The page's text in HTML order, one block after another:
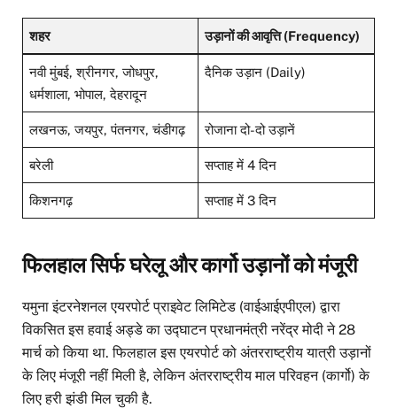
शहर उड़ानों की आवृत्ति (Frequency)
नवी मुंबई, श्रीनगर, जोधपुर,
धर्मशाला, भोपाल, देहरादून
दैनिक उड़ान (Daily)
लखनऊ, जयपुर, पंतनगर, चंडीगढ़ रोजाना दो-दो उड़ानें
बरेली सप्ताह में 4 दिन
किशनगढ़ सप्ताह में 3 दिन
फिलहाल सिर्फ घरेलू और कार्गो उड़ानों को मंजूरी
यमुना इंटरनेशनल एयरपोर्ट प्राइवेट लिमिटेड (वाईआईएपीएल) द्वारा
विकसित इस हवाई अड्डे का उद्घाटन प्रधानमंत्री नरेंद्र मोदी ने 28
मार्च को किया था. फिलहाल इस एयरपोर्ट को अंतरराष्ट्रीय यात्री उड़ानों
के लिए मंजूरी नहीं मिली है, लेकिन अंतरराष्ट्रीय माल परिवहन (कार्गो) के
लिए हरी झंडी मिल चुकी है.